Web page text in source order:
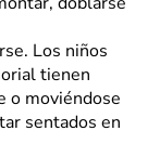
Los niños
tienen
o moviéndose
sentados en